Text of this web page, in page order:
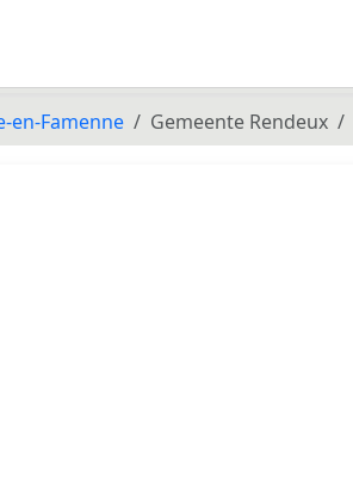
en-Famenne Gemeente Rendeux